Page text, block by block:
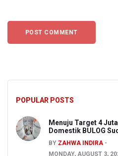
POPULAR POSTS
Menuju Target 4
Domestik BULOG
BY ZAHWA INDIRA
MONDAY, AUGUST 3,